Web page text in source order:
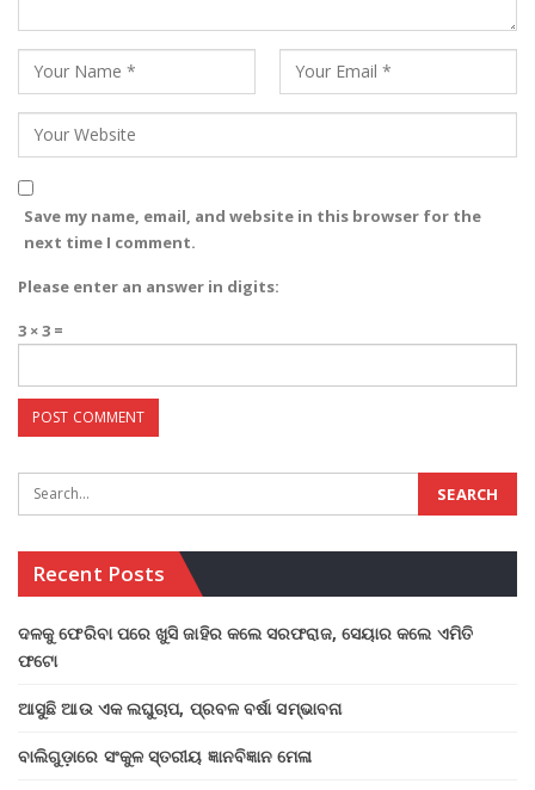
Save my name, email, and website in this browser for the
next time I comment.
Please enter an answer in digits:
3 × 3 =
Recent Posts
ଦଳକୁ ଫେରିବା ପରେ ଖୁସି ଜାହିର କଲେ ସରଫରାଜ, ସେୟାର କଲେ ଏମିତି
ଫଟୋ
ଆସୁଛି ଆଉ ଏକ ଲଘୁଚାପ, ପ୍ରବଳ ବର୍ଷା ସମ୍ଭାବନା
ବାଲିଗୁଡ଼ାରେ ସଂକୁଳ ସ୍ତରୀୟ ଜ୍ଞାନବିଜ୍ଞାନ ମେଳା